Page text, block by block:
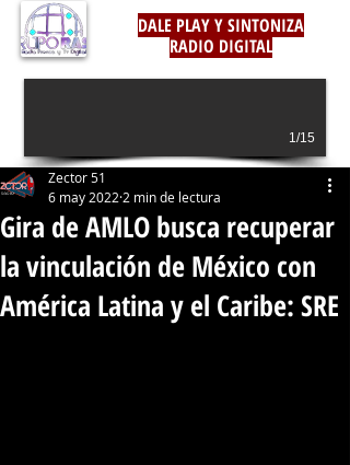
DALE PLAY Y SINTONIZA
RADIO DIGITAL
1/15
Gira de AMLO busca recuperar
la vinculación de México con
América Latina y el Caribe: SRE
Zector 51
6 may 2022 2 min de lectura